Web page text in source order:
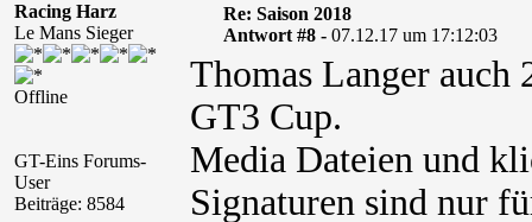
Racing Harz
Le Mans Sieger
Offline
GT-Eins Forums-
User
Beiträge: 8584
Re: Saison 2018
Antwort #8 - 07.12.17 um 17:12:03
Thomas Langer auch
GT3 Cup.
Media Dateien und
Signaturen sind nur